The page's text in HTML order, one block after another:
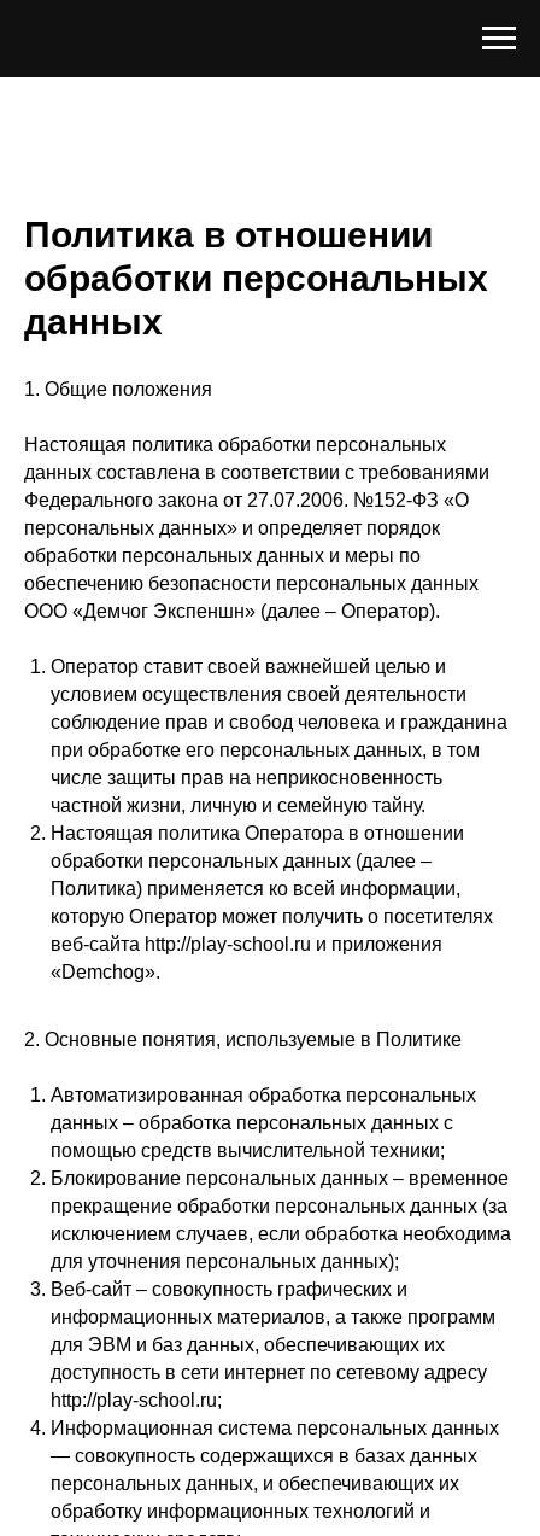
Политика в отношении
обработки персональных
данных
1. Общие положения
Настоящая политика обработки персональных
данных составлена в соответствии с требованиями
Федерального закона от 27.07.2006. №152-ФЗ «О
персональных данных» и определяет порядок
обработки персональных данных и меры по
обеспечению безопасности персональных данных
ООО «Демчог Экспеншн» (далее – Оператор).
Оператор ставит своей важнейшей целью и
условием осуществления своей деятельности
соблюдение прав и свобод человека и гражданина
при обработке его персональных данных, в том
числе защиты прав на неприкосновенность
частной жизни, личную и семейную тайну.
Настоящая политика Оператора в отношении
обработки персональных данных (далее –
Политика) применяется ко всей информации,
которую Оператор может получить о посетителях
веб-сайта http://play-school.ru и приложения
«Demchog».
2. Основные понятия, используемые в Политике
Автоматизированная обработка персональных
данных – обработка персональных данных с
помощью средств вычислительной техники;
Блокирование персональных данных – временное
прекращение обработки персональных данных (за
исключением случаев, если обработка необходима
для уточнения персональных данных);
Веб-сайт – совокупность графических и
информационных материалов, а также программ
для ЭВМ и баз данных, обеспечивающих их
доступность в сети интернет по сетевому адресу
http://play-school.ru;
Информационная система персональных данных
— совокупность содержащихся в базах данных
персональных данных, и обеспечивающих их
обработку информационных технологий и